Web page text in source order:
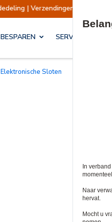
BESPAREN SERVICES &
Elektronische Sloten